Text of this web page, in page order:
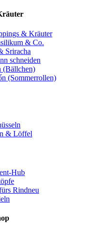
& Kräuter
& Co.
Sriracha
schneiden
(Bällchen)
(Sommerrollen)
& Löffel
Hub
Rindneu